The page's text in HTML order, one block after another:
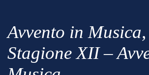
Avvento in Musica,
Stagione XII –